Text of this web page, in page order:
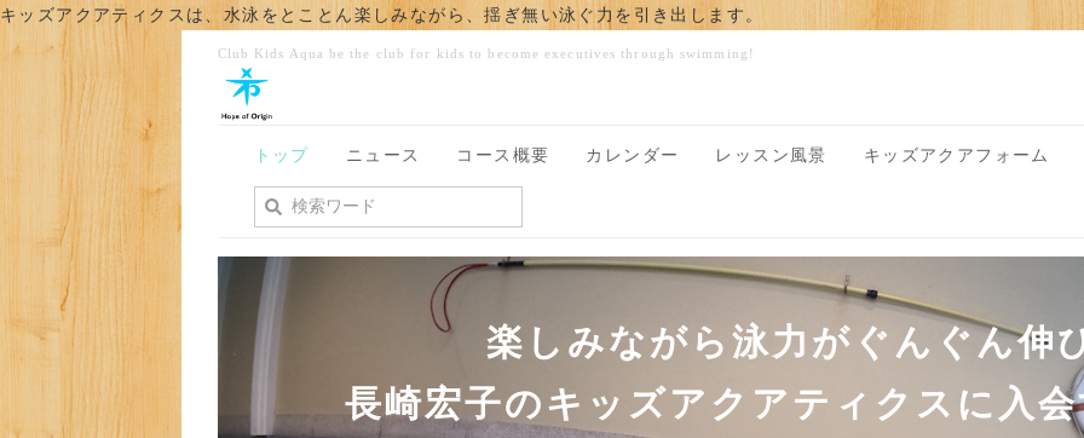
キッズアクアティクスは、水泳をとことん楽しみながら、揺ぎ無い泳ぐ力を引き出します。
Club Kids Aqua be the club for kids to become executives through swimming!
トップ ニュース コース概要 カレンダー レッスン風景 キッズアクアフォーム
楽しみながら泳力がぐんぐん伸
長崎宏子のキッズアクアティクスに入